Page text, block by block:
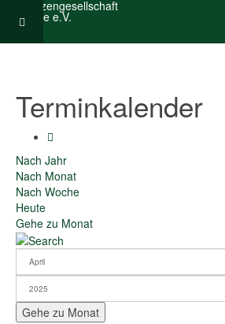
Terminkalender
Nach Jahr
Nach Monat
Nach Woche
Heute
Gehe zu Monat
Gehe zu Monat